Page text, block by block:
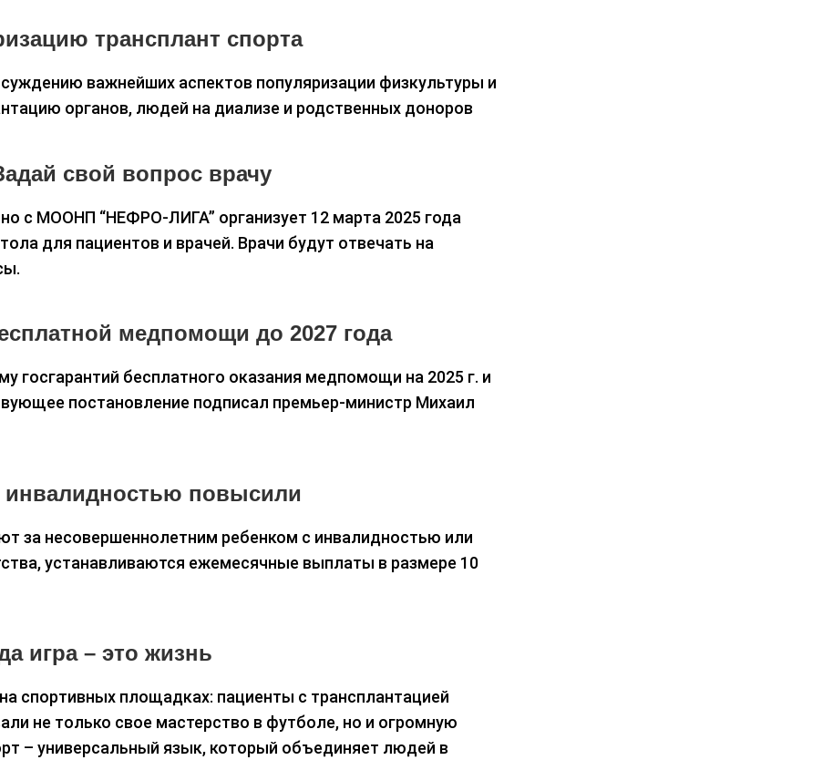
трансплант спорта
важнейших аспектов популяризации физкультуры и
органов, людей на диализе и родственных доноров
свой вопрос врачу
с МООНП “НЕФРО-ЛИГА” организует 12 марта 2025 года
для пациентов и врачей. Врачи будут отвечать на
медпомощи до 2027 года
госгарантий бесплатного оказания медпомощи на 2025 г. и
постановление подписал премьер-министр Михаил
повысили
за несовершеннолетним ребенком с инвалидностью или
устанавливаются ежемесячные выплаты в размере 10
игра – это жизнь
спортивных площадках: пациенты с трансплантацией
не только свое мастерство в футболе, но и огромную
– универсальный язык, который объединяет людей в